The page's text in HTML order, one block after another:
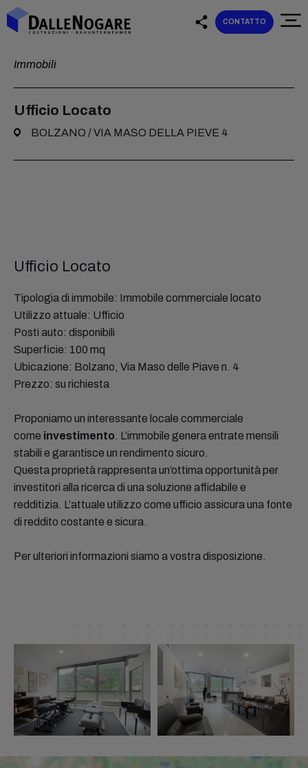
CONTATTO
Immobili
Ufficio Locato
BOLZANO / VIA MASO DELLA PIEVE 4
Ufficio Locato
Tipologia di immobile: Immobile commerciale locato
Utilizzo attuale: Ufficio
Posti auto: disponibili
Superficie: 100 mq
Ubicazione: Bolzano, Via Maso delle Piave n. 4
Prezzo: su richiesta
Proponiamo un interessante locale commerciale
come investimento. L’immobile genera entrate mensili
stabili e garantisce un rendimento sicuro.
Questa proprietà rappresenta un’ottima opportunità per
investitori alla ricerca di una soluzione affidabile e
redditizia. L’attuale utilizzo come ufficio assicura una fonte
di reddito costante e sicura.
Per ulteriori informazioni siamo a vostra disposizione.